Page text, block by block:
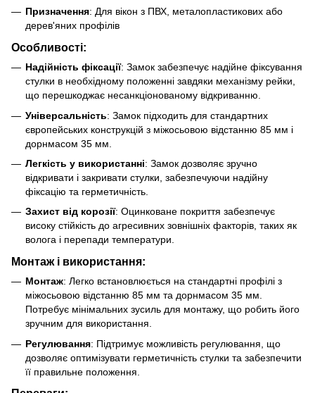
Призначення: Для вікон з ПВХ, металопластикових або
дерев'яних профілів
Особливості:
Надійність фіксації: Замок забезпечує надійне фіксування
стулки в необхідному положенні завдяки механізму рейки,
що перешкоджає несанкціонованому відкриванню.
Універсальність: Замок підходить для стандартних
європейських конструкцій з міжосьовою відстанню 85 мм і
дорнмасом 35 мм.
Легкість у використанні: Замок дозволяє зручно
відкривати і закривати стулки, забезпечуючи надійну
фіксацію та герметичність.
Захист від корозії: Оцинковане покриття забезпечує
високу стійкість до агресивних зовнішніх факторів, таких як
волога і перепади температури.
Монтаж і використання:
Монтаж: Легко встановлюється на стандартні профілі з
міжосьовою відстанню 85 мм та дорнмасом 35 мм.
Потребує мінімальних зусиль для монтажу, що робить його
зручним для використання.
Регулювання: Підтримує можливість регулювання, що
дозволяє оптимізувати герметичність стулки та забезпечити
її правильне положення.